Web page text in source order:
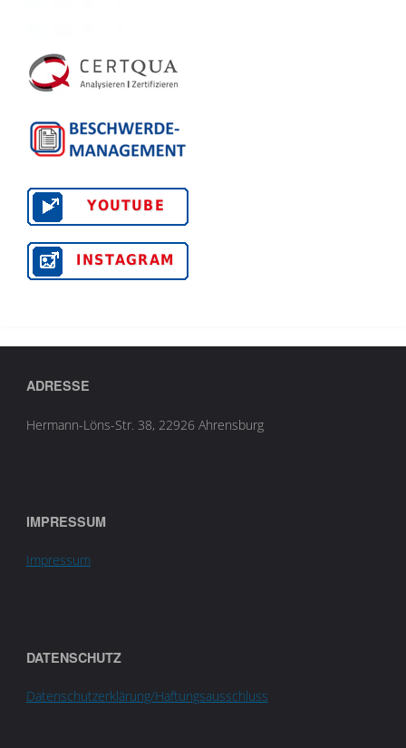
ADRESSE
Hermann-Löns-Str. 38, 22926 Ahrensburg
IMPRESSUM
Impressum
DATENSCHUTZ
Datenschutzerklärung/Haftungsausschluss